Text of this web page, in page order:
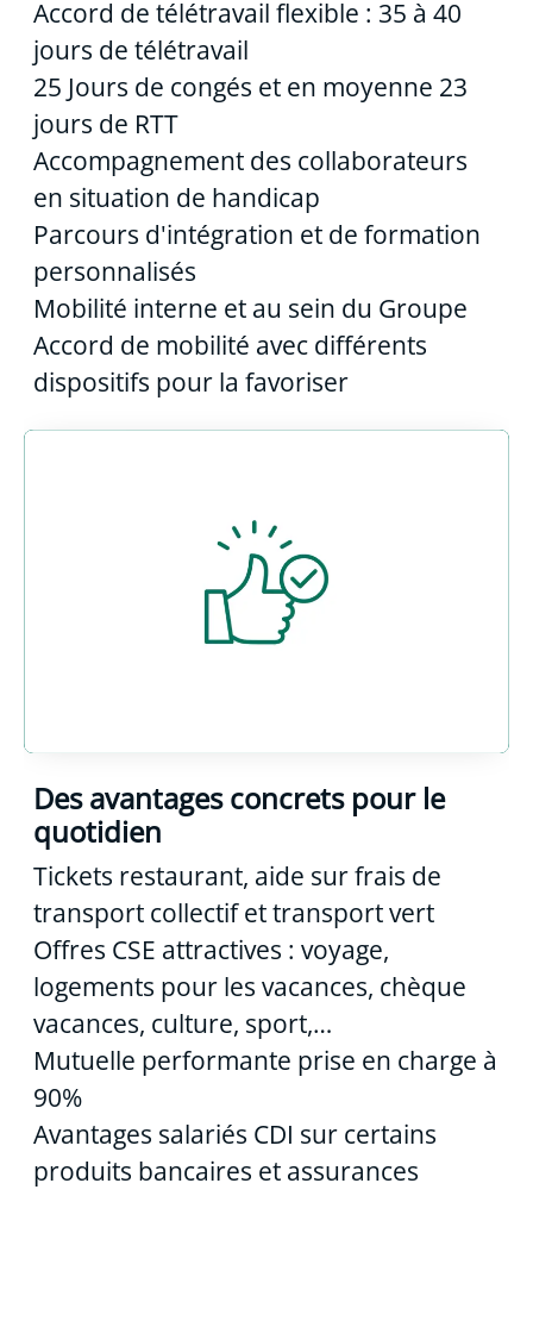
Accord de télétravail flexible : 35 à 40
jours de télétravail
25 Jours de congés et en moyenne 23
jours de RTT
Accompagnement des collaborateurs
en situation de handicap
Parcours d'intégration et de formation
personnalisés
Mobilité interne et au sein du Groupe
Accord de mobilité avec différents
dispositifs pour la favoriser
Des avantages concrets pour le
quotidien
Tickets restaurant, aide sur frais de
transport collectif et transport vert
Offres CSE attractives : voyage,
logements pour les vacances, chèque
vacances, culture, sport,…
Mutuelle performante prise en charge à
90%
Avantages salariés CDI sur certains
produits bancaires et assurances